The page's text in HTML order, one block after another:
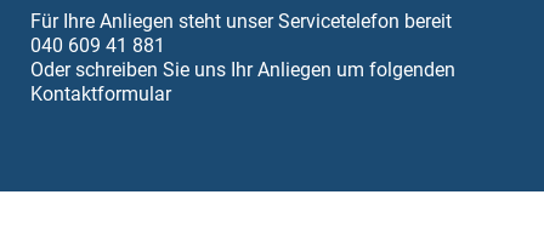
Für Ihre Anliegen steht unser Servicetelefon bereit
040 609 41 881
Oder schreiben Sie uns Ihr Anliegen um folgenden
Kontaktformular